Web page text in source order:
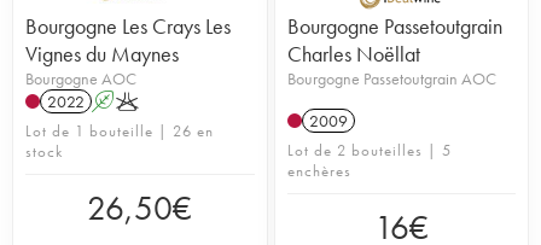
Bourgogne Les Crays Les
Vignes du Maynes
Bourgogne AOC
2022 AK
Lot de 1 bouteille | 26 en
stock
26,50€
Bourgogne Passetoutgrain
Charles Noëllat
Bourgogne Passetoutgrain AOC
2009
Lot de 2 bouteilles | 5
enchères
16€